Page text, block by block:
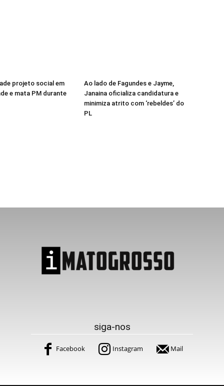
projeto social em
e mata PM durante
Ao lado de Fagundes e Jayme,
Janaina oficializa candidatura e
minimiza atrito com ‘rebeldes’ do
PL
siga-nos
Facebook Instagram Mail